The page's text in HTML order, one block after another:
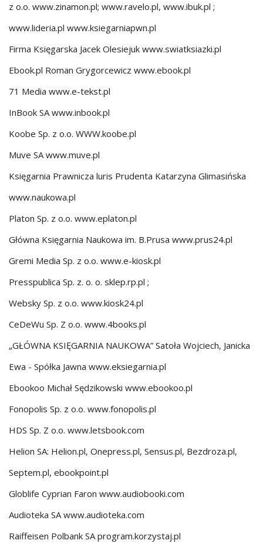
z o.o. www.zinamon.pl; www.ravelo.pl, www.ibuk.pl ;
www.lideria.pl www.ksiegarniapwn.pl
Firma Księgarska Jacek Olesiejuk www.swiatksiazki.pl
Ebook.pl Roman Grygorcewicz www.ebook.pl
71 Media www.e-tekst.pl
InBook SA www.inbook.pl
Koobe Sp. z o.o. WWW.koobe.pl
Muve SA www.muve.pl
Księgarnia Prawnicza luris Prudenta Katarzyna Glimasińska
www.naukowa.pl
Platon Sp. z o.o. www.eplaton.pl
Główna Księgarnia Naukowa im. B.Prusa www.prus24.pl
Gremi Media Sp. z o.o. www.e-kiosk.pl
Presspublica Sp. z. o. o. sklep.rp.pl ;
Websky Sp. z o.o. www.kiosk24.pl
CeDeWu Sp. Z o.o. www.4books.pl
„GŁÓWNA KSIĘGARNIA NAUKOWA” Satoła Wojciech, Janicka
Ewa - Spółka Jawna www.eksiegarnia.pl
Ebookoo Michał Sędzikowski www.ebookoo.pl
Fonopolis Sp. z o.o. www.fonopolis.pl
HDS Sp. Z o.o. www.letsbook.com
Helion SA: Helion.pl, Onepress.pl, Sensus.pl, Bezdroza.pl,
Septem.pl, ebookpoint.pl
Globlife Cyprian Faron www.audiobooki.com
Audioteka SA www.audioteka.com
Raiffeisen Polbank SA program.korzystaj.pl